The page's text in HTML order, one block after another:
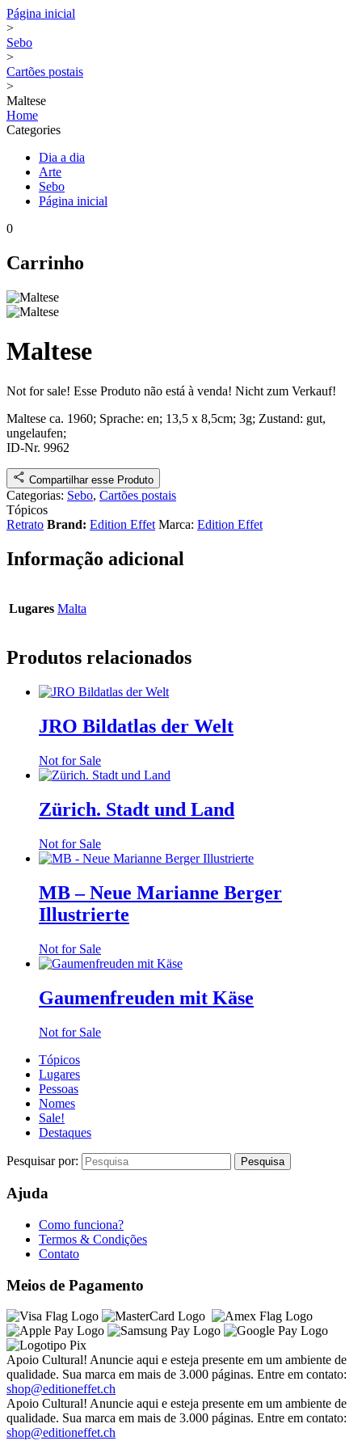
Página inicial
>
Sebo
>
Cartões postais
>
Maltese
Home
Categories
Dia a dia
Arte
Sebo
Página inicial
0
Carrinho
Maltese
Not for sale! Esse Produto não está à venda! Nicht zum Verkauf!
Maltese ca. 1960; Sprache: en; 13,5 x 8,5cm; 3g; Zustand: gut,
ungelaufen;
ID-Nr. 9962
Compartilhar esse Produto
Categorias: Sebo, Cartões postais
Tópicos
Retrato Brand: Edition Effet Marca: Edition Effet
Informação adicional
Lugares Malta
Produtos relacionados
JRO Bildatlas der Welt
Not for Sale
Zürich. Stadt und Land
Not for Sale
MB – Neue Marianne Berger
Illustrierte
Not for Sale
Gaumenfreuden mit Käse
Not for Sale
Tópicos
Lugares
Pessoas
Nomes
Sale!
Destaques
Pesquisar por:
Ajuda
Como funciona?
Termos & Condições
Contato
Meios de Pagamento
Apoio Cultural! Anuncie aqui e esteja presente em um ambiente de
qualidade. Sua marca em mais de 3.000 páginas. Entre em contato:
shop@editioneffet.ch
Apoio Cultural! Anuncie aqui e esteja presente em um ambiente de
qualidade. Sua marca em mais de 3.000 páginas. Entre em contato:
shop@editioneffet.ch